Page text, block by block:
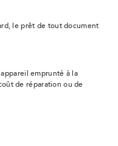
le prêt de tout document
emprunté à la
de réparation ou de